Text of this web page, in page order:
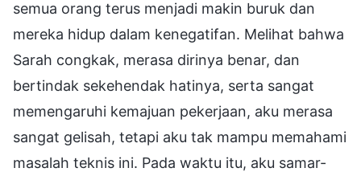
semua orang terus menjadi makin buruk dan
mereka hidup dalam kenegatifan. Melihat bahwa
Sarah congkak, merasa dirinya benar, dan
bertindak sekehendak hatinya, serta sangat
memengaruhi kemajuan pekerjaan, aku merasa
sangat gelisah, tetapi aku tak mampu memahami
masalah teknis ini. Pada waktu itu, aku samar-